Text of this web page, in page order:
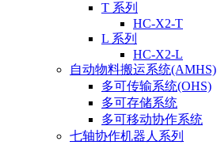
T 系列
HC-X2-T
L 系列
HC-X2-L
自动物料搬运系统(AMHS)
多可传输系统(OHS)
多可存储系统
多可移动协作系统
七轴协作机器人系列